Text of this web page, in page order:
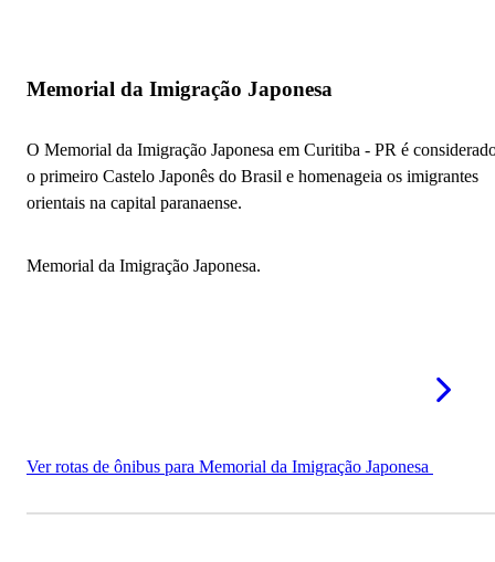
Memorial da Imigração Japonesa
O Memorial da Imigração Japonesa em Curitiba - PR é
o primeiro Castelo Japonês do Brasil e homenageia os imigrantes
orientais na capital paranaense.
Memorial da Imigração Japonesa.
Ver rotas de ônibus para Memorial da Imigração Japonesa